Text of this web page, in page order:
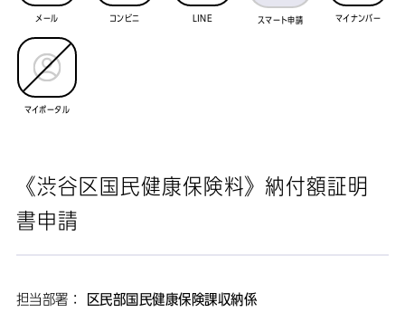
メール コンビニ LINE スマート申請 マイナンバー
マイポータル
《渋谷区国民健康保険料》納付額証明
書申請
担当部署： 区民部国民健康保険課収納係